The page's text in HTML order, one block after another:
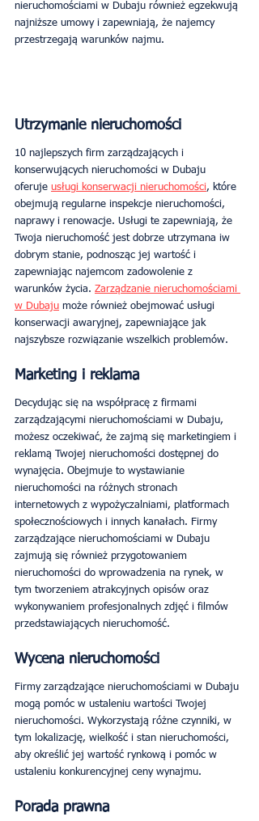
nieruchomościami w Dubaju również egzekwują
najniższe umowy i zapewniają, że najemcy
przestrzegają warunków najmu.
Utrzymanie nieruchomości
10 najlepszych firm zarządzających i
konserwujących nieruchomości w Dubaju
oferuje usługi konserwacji nieruchomości, które
obejmują regularne inspekcje nieruchomości,
naprawy i renowacje. Usługi te zapewniają, że
Twoja nieruchomość jest dobrze utrzymana iw
dobrym stanie, podnosząc jej wartość i
zapewniając najemcom zadowolenie z
warunków życia. Zarządzanie nieruchomościami
w Dubaju może również obejmować usługi
konserwacji awaryjnej, zapewniające jak
najszybsze rozwiązanie wszelkich problemów.
Marketing i reklama
Decydując się na współpracę z firmami
zarządzającymi nieruchomościami w Dubaju,
możesz oczekiwać, że zajmą się marketingiem i
reklamą Twojej nieruchomości dostępnej do
wynajęcia. Obejmuje to wystawianie
nieruchomości na różnych stronach
internetowych z wypożyczalniami, platformach
społecznościowych i innych kanałach. Firmy
zarządzające nieruchomościami w Dubaju
zajmują się również przygotowaniem
nieruchomości do wprowadzenia na rynek, w
tym tworzeniem atrakcyjnych opisów oraz
wykonywaniem profesjonalnych zdjęć i filmów
przedstawiających nieruchomość.
Wycena nieruchomości
Firmy zarządzające nieruchomościami w Dubaju
mogą pomóc w ustaleniu wartości Twojej
nieruchomości. Wykorzystają różne czynniki, w
tym lokalizację, wielkość i stan nieruchomości,
aby określić jej wartość rynkową i pomóc w
ustaleniu konkurencyjnej ceny wynajmu.
Porada prawna